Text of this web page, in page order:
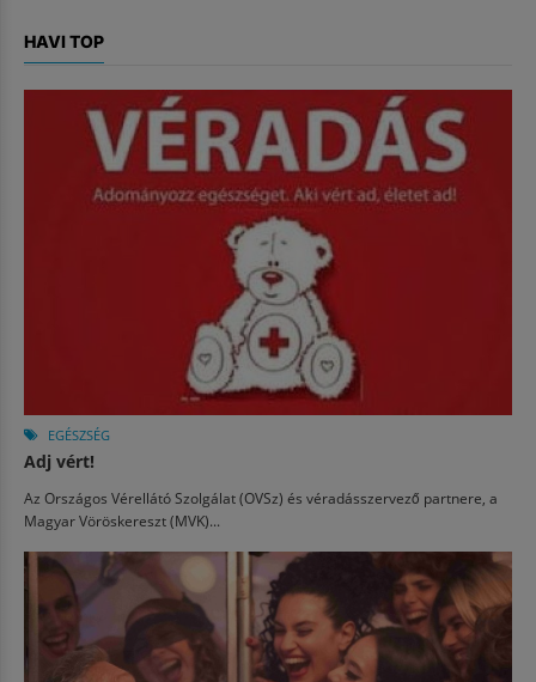
HAVI TOP
EGÉSZSÉG
Adj vért!
Az Országos Vérellátó Szolgálat (OVSz) és véradásszervező partnere, a
Magyar Vöröskereszt (MVK)...